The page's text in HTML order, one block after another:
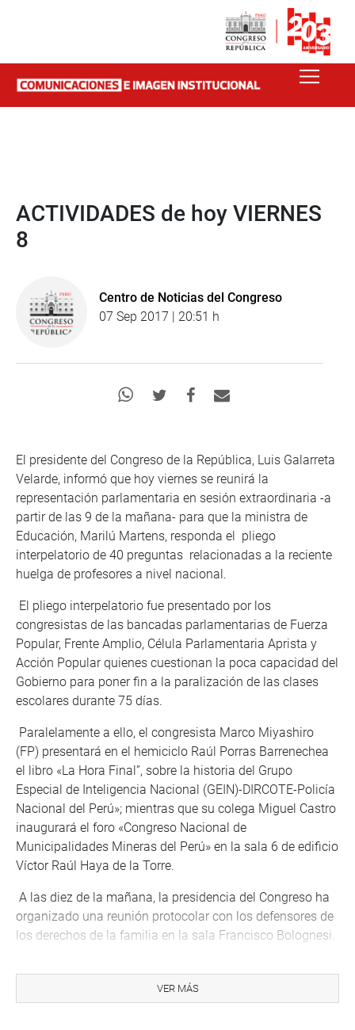
ACTIVIDADES de hoy VIERNES
8
Centro de Noticias del Congreso
07 Sep 2017 | 20:51 h
El presidente del Congreso de la República, Luis Galarreta
Velarde, informó que hoy viernes se reunirá la
representación parlamentaria en sesión extraordinaria -a
partir de las 9 de la mañana- para que la ministra de
Educación, Marilú Martens, responda el pliego
interpelatorio de 40 preguntas relacionadas a la reciente
huelga de profesores a nivel nacional.
El pliego interpelatorio fue presentado por los
congresistas de las bancadas parlamentarias de Fuerza
Popular, Frente Amplio, Célula Parlamentaria Aprista y
Acción Popular quienes cuestionan la poca capacidad del
Gobierno para poner fin a la paralización de las clases
escolares durante 75 días.
Paralelamente a ello, el congresista Marco Miyashiro
(FP) presentará en el hemiciclo Raúl Porras Barrenechea
el libro «La Hora Final”, sobre la historia del Grupo
Especial de Inteligencia Nacional (GEIN)-DIRCOTE-Policía
Nacional del Perú»; mientras que su colega Miguel Castro
inaugurará el foro «Congreso Nacional de
Municipalidades Mineras del Perú» en la sala 6 de edificio
Víctor Raúl Haya de la Torre.
A las diez de la mañana, la presidencia del Congreso ha
organizado una reunión protocolar con los defensores de
los derechos de la familia en la sala Francisco Bolognesi.
inaugurará un foro titulado «La Pastoral Social de Lutero»
en el auditorio Alberto Andrade Carmona del edificio Juan
VER MÁS